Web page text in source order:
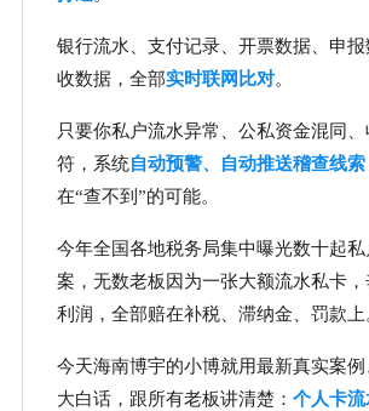
银行流水、支付记录、开票数据、申
收数据，全部实时联网比对。
只要你私户流水异常、公私资金混同
符，系统自动预警、自动推送稽查线索
在“查不到”的可能。
今年全国各地税务局集中曝光数十起
案，无数老板因为一张大额流水私卡
利润，全部赔在补税、滞纳金、罚款上
今天海南博宇的小博就用最新真实案
大白话，跟所有老板讲清楚： 个人卡